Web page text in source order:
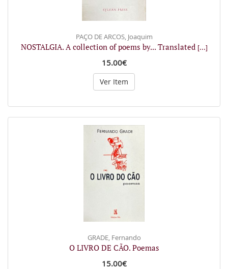
PAÇO DE ARCOS, Joaquim
NOSTALGIA. A collection of poems by... Translated [...]
15.00€
Ver Item
GRADE, Fernando
O LIVRO DE CÃO. Poemas
15.00€